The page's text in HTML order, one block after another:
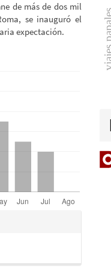
de más de dos mil
se inauguró el
expectación.